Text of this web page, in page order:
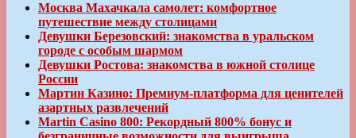
Москва Махачкала самолет: комфортное
путешествие между столицами
Девушки Березовский: знакомства в уральском
городе с особым шармом
Девушки Ростова: знакомства в южной столице
России
Мартин Казино: Премиум-платформа для ценителей
азартных развлечений
Martin Casino 800: Рекордный 800% бонус и